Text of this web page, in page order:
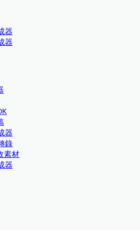
器
器
器
錄
素材
器